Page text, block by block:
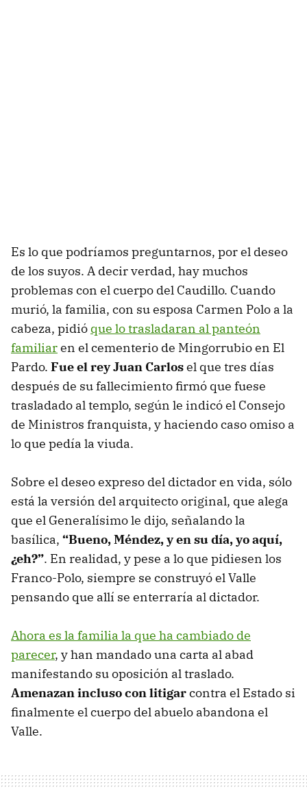
Es lo que podríamos preguntarnos, por el deseo
de los suyos. A decir verdad, hay muchos
problemas con el cuerpo del Caudillo. Cuando
murió, la familia, con su esposa Carmen Polo a la
cabeza, pidió que lo trasladaran al panteón
familiaren el cementerio de Mingorrubio en El
Pardo. Fue el rey Juan Carlosel que tres días
después de su fallecimiento firmó que fuese
trasladado al templo, según le indicó el Consejo
de Ministros franquista, y haciendo caso omiso a
lo que pedía la viuda.
Sobre el deseo expreso del dictador en vida, sólo
está la versión del arquitecto original, que alega
que el Generalísimo le dijo, señalando la
basílica, “Bueno, Méndez, y en su día, yo aquí,
¿eh?”. En realidad, y pese a lo que pidiesen los
Franco-Polo, siempre se construyó el Valle
pensando que allí se enterraría al dictador.
Ahora es la familia la que ha cambiado de
parecer, y han mandado una carta al abad
manifestando su oposición al traslado.
Amenazan incluso con litigarcontra el Estado si
finalmente el cuerpo del abuelo abandona el
Valle.